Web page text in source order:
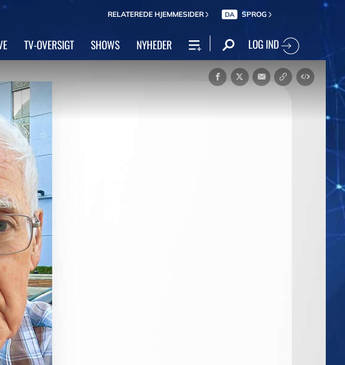
RELATEREDE HJEMMESIDER DA SPROG
TV‑OVERSIGT SHOWS NYHEDER LOG IND